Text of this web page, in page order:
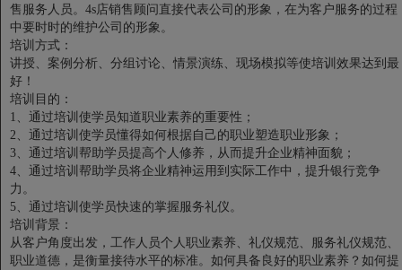
售服务人员。4s店销售顾问直接代表公司的形象，在为客户服务的过程
中要时时的维护公司的形象。
培训方式：
讲授、案例分析、分组讨论、情景演练、现场模拟等使培训效果达到最
好！
培训目的：
1、通过培训使学员知道职业素养的重要性；
2、通过培训使学员懂得如何根据自己的职业塑造职业形象；
3、通过培训帮助学员提高个人修养，从而提升企业精神面貌；
4、通过培训帮助学员将企业精神运用到实际工作中，提升银行竞争
力。
5、通过培训使学员快速的掌握服务礼仪。
培训背景：
从客户角度出发，工作人员个人职业素养、礼仪规范、服务礼仪规范、
职业道德，是衡量接待水平的标准。如何具备良好的职业素养？如何提